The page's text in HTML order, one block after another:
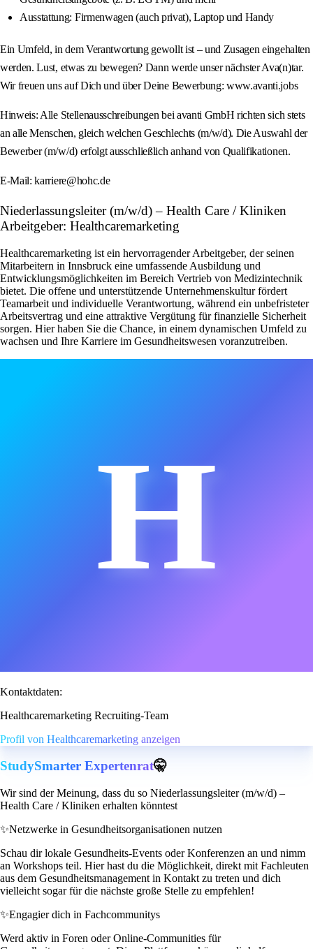
Ausstattung: Firmenwagen (auch privat), Laptop und Handy
Ein Umfeld, in dem Verantwortung gewollt ist – und Zusagen eingehalten
werden. Lust, etwas zu bewegen? Dann werde unser nächster Ava(n)tar.
Wir freuen uns auf Dich und über Deine Bewerbung: www.avanti.jobs
Hinweis: Alle Stellenausschreibungen bei avanti GmbH richten sich stets
an alle Menschen, gleich welchen Geschlechts (m/w/d). Die Auswahl der
Bewerber (m/w/d) erfolgt ausschließlich anhand von Qualifikationen.
E‑Mail: karriere@hohc.de
Niederlassungsleiter (m/w/d) – Health Care / Kliniken
Arbeitgeber: Healthcaremarketing
Healthcaremarketing ist ein hervorragender Arbeitgeber, der seinen
Mitarbeitern in Innsbruck eine umfassende Ausbildung und
Entwicklungsmöglichkeiten im Bereich Vertrieb von Medizintechnik
bietet. Die offene und unterstützende Unternehmenskultur fördert
Teamarbeit und individuelle Verantwortung, während ein unbefristeter
Arbeitsvertrag und eine attraktive Vergütung für finanzielle Sicherheit
sorgen. Hier haben Sie die Chance, in einem dynamischen Umfeld zu
wachsen und Ihre Karriere im Gesundheitswesen voranzutreiben.
H
Kontaktdaten:
Healthcaremarketing Recruiting-Team
Profil von Healthcaremarketing anzeigen
StudySmarter Expertenrat🤫
Wir sind der Meinung, dass du so Niederlassungsleiter (m/w/d) –
Health Care / Kliniken erhalten könntest
✨Netzwerke in Gesundheitsorganisationen nutzen
Schau dir lokale Gesundheits-Events oder Konferenzen an und nimm
an Workshops teil. Hier hast du die Möglichkeit, direkt mit Fachleuten
aus dem Gesundheitsmanagement in Kontakt zu treten und dich
vielleicht sogar für die nächste große Stelle zu empfehlen!
✨Engagier dich in Fachcommunitys
Werd aktiv in Foren oder Online-Communities für